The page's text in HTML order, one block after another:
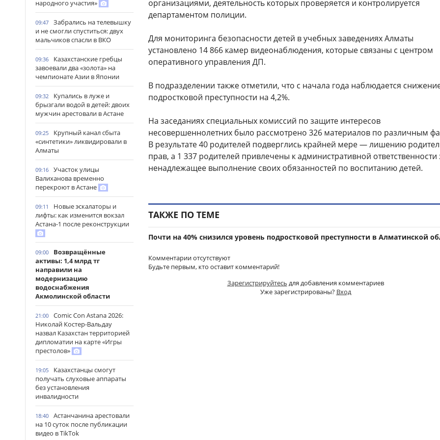
народного участия»
09:47
Забрались на телевышку
и не смогли спуститься: двух
мальчиков спасли в ВКО
09:36
Казахстанские гребцы
завоевали два «золота» на
чемпионате Азии в Японии
09:32
Купались в луже и
брызгали водой в детей: двоих
мужчин арестовали в Астане
09:25
Крупный канал сбыта
«синтетики» ликвидировали в
Алматы
09:16
Участок улицы
Валиханова временно
перекроют в Астане
09:11
Новые эскалаторы и
лифты: как изменится вокзал
Астана-1 после реконструкции
09:00
Возвращённые
активы: 1,4 млрд тг
направили на
модернизацию
водоснабжения
Акмолинской области
21:00
Comic Con Astana 2026:
Николай Костер-Вальдау
назвал Казахстан территорией
дипломатии на карте «Игры
престолов»
19:05
Казахстанцы смогут
получать слуховые аппараты
без установления
инвалидности
18:40
Астанчанина арестовали
на 10 суток после публикации
видео в TikTok
организациями, деятельность которых проверяется и контролируется
департаментом полиции.
Для мониторинга безопасности детей в учебных заведениях Алматы
установлено 14 866 камер видеонаблюдения, которые связаны с центром
оперативного управления ДП.
В подразделении также отметили, что с начала года наблюдается
подростковой преступности на 4,2%.
На заседаниях специальных комиссий по защите интересов
несовершеннолетних было рассмотрено 326 материалов по различным
В результате 40 родителей подверглись крайней мере — лишению
прав, а 1 337 родителей привлечены к административной ответственности
ненадлежащее выполнение своих обязанностей по воспитанию детей.
ТАКЖЕ ПО ТЕМЕ
Почти на 40% снизился уровень подростковой преступности в Алматинской
Комментарии отсутствуют
Будьте первым, кто оставит комментарий!
Зарегистрируйтесь для добавления комментариев
Уже зарегистрированы? Вход